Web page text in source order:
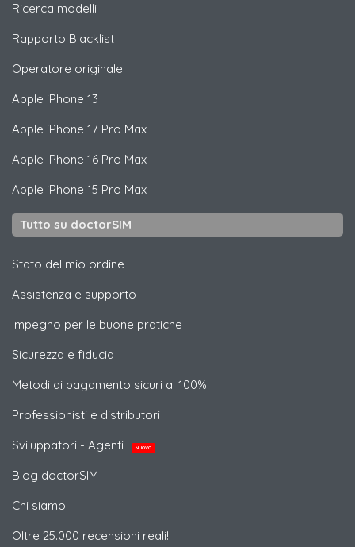
Ricerca modelli
Rapporto Blacklist
Operatore originale
Apple iPhone 13
Apple iPhone 17 Pro Max
Apple iPhone 16 Pro Max
Apple iPhone 15 Pro Max
Tutto su doctorSIM
Stato del mio ordine
Assistenza e supporto
Impegno per le buone pratiche
Sicurezza e fiducia
Metodi di pagamento sicuri al 100%
Professionisti e distributori
Sviluppatori - Agenti
NUOVO
Blog doctorSIM
Chi siamo
Oltre 25.000 recensioni reali!